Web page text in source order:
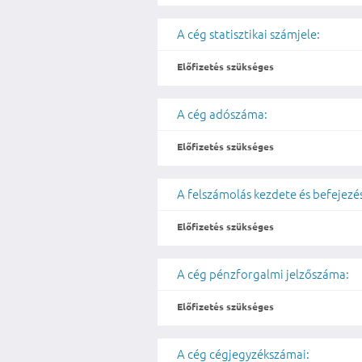
A cég statisztikai számjele:
Előfizetés szükséges
A cég adószáma:
Előfizetés szükséges
A felszámolás kezdete és
Előfizetés szükséges
A cég pénzforgalmi jelzőszáma:
Előfizetés szükséges
A cég cégjegyzékszámai: